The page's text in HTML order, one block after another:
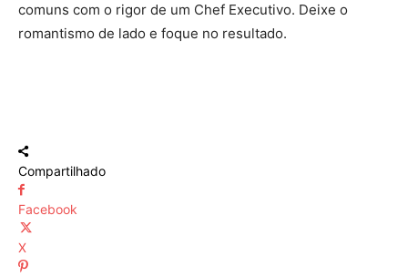
comuns com o rigor de um Chef Executivo. Deixe o
romantismo de lado e foque no resultado.
Compartilhado
Facebook
X